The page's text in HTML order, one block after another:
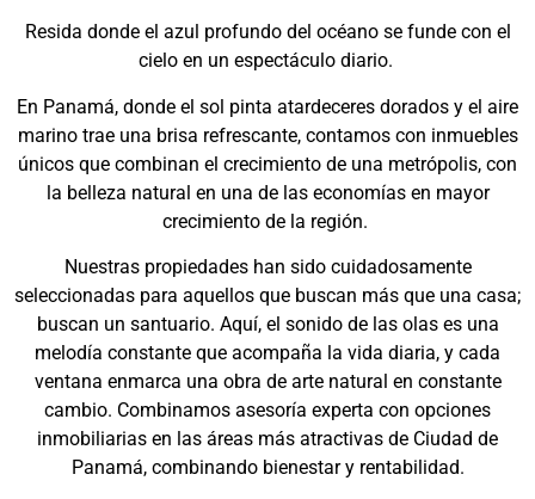
Resida donde el azul profundo del océano se funde con el
cielo en un espectáculo diario.
En Panamá, donde el sol pinta atardeceres dorados y el aire
marino trae una brisa refrescante, contamos con inmuebles
únicos que combinan el crecimiento de una metrópolis, con
la belleza natural en una de las economías en mayor
crecimiento de la región.
Nuestras propiedades han sido cuidadosamente
seleccionadas para aquellos que buscan más que una casa;
buscan un santuario. Aquí, el sonido de las olas es una
melodía constante que acompaña la vida diaria, y cada
ventana enmarca una obra de arte natural en constante
cambio. Combinamos asesoría experta con opciones
inmobiliarias en las áreas más atractivas de Ciudad de
Panamá, combinando bienestar y rentabilidad.